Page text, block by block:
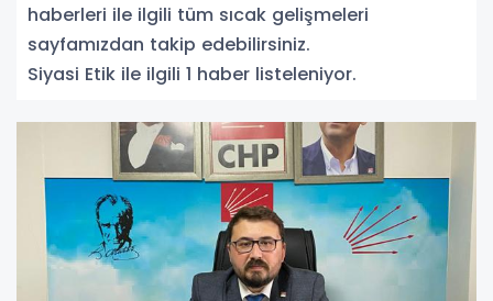
haberleri ile ilgili tüm sıcak gelişmeleri
sayfamızdan takip edebilirsiniz.
Siyasi Etik ile ilgili 1 haber listeleniyor.